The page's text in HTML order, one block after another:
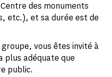
des monuments
etc.), et sa durée est de
vous êtes invité à
plus adéquate que
public.